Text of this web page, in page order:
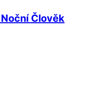
Člověk